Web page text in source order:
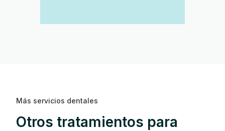
Más servicios dentales
Otros tratamientos para